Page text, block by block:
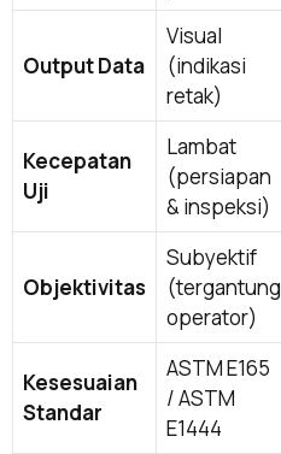
Output Data
Visual
(indikasi
retak)
Kecepatan
Uji
Lambat
(persiapan
& inspeksi)
Objektivitas
Subyektif
(tergantung
operator)
Kesesuaian
Standar
ASTM E165
/ ASTM
E1444